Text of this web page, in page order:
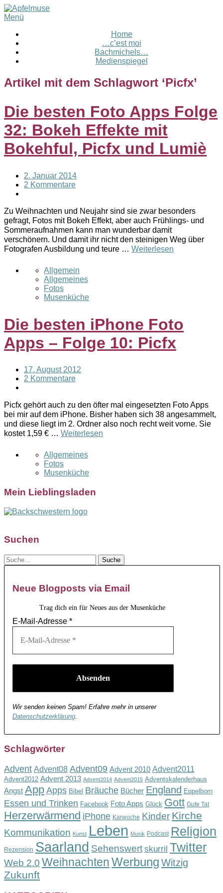
Menü
Home
…c’est moi
Bachmichels…
Medienspiegel
Artikel mit dem Schlagwort ‘Picfx’
Die besten Foto Apps Folge
32: Bokeh Effekte mit
Bokehful, Picfx und Lumiè
2. Januar 2014
2 Kommentare
Zu Weihnachten und Neujahr sind sie zwar besonders
gefragt, Fotos mit Bokeh Effekt, aber auch Frühlings- und
Sommeraufnahmen kann man wunderbar damit
verschönern. Und damit ihr nicht den steinigen Weg über
Fotografen Ausbildung und teure … Weiterlesen
Allgemein
Allgemeines
Fotos
Musenküche
Die besten iPhone Foto
Apps – Folge 10: Picfx
17. August 2012
2 Kommentare
Picfx gehört auch zu den öfter mal eingesetzten Foto Apps
bei mir auf dem iPhone. Bisher haben sich 38 angesammelt,
und diese liegt im 2. Ordner also noch recht weit vorne. Sie
kostet 1,59 € … Weiterlesen
Allgemeines
Fotos
Musenküche
Mein Lieblingsladen
Suchen
Neue Blogposts via Email
Trag dich ein für Neues aus der Musenküche
E-Mail-Adresse *
Wir senden keinen Spam! Erfahre mehr in unserer
Datenschutzerklärung
Schlagwörter
Advent Advent08 Advent09 Advent 2010 Advent2011
Advent2012 Advent 2013 Advent2014 Advent2015 Adventskalenderhaus
Angst App Apps Bibel Bräuche Bücher England Eppelborn
Essen und Trinken Facebook Foto Apps Glück Gott Gute Tat
Herzerwärmend iPhone Karwoche Kinder Kirche
Kommunikation Kunst Leben Musik Podcast Religion
Rezension Saarland Sehenswert skurril Twitter
Web 2.0 WeihnachtenWerbung Witzig
Zukunft